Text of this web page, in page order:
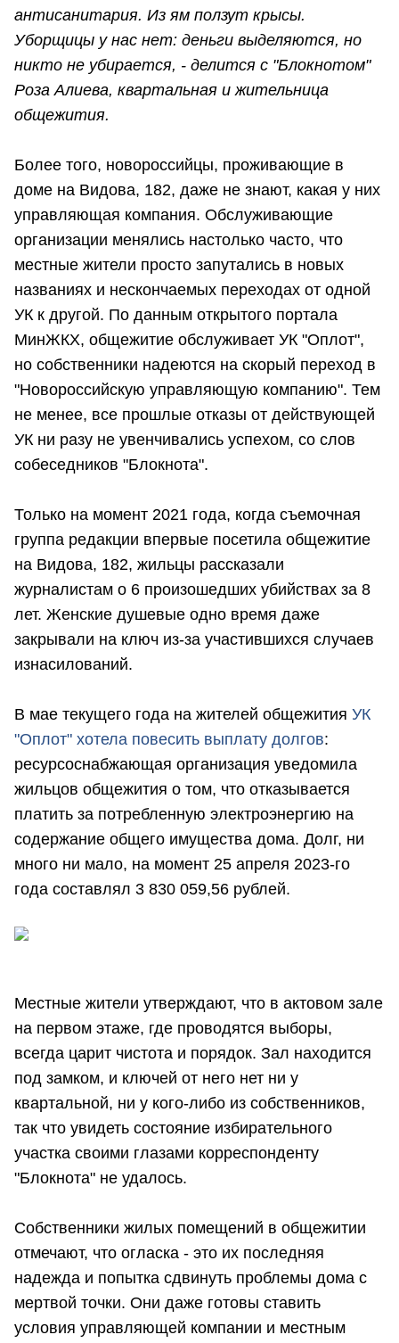
антисанитария. Из ям ползут крысы.
Уборщицы у нас нет: деньги выделяются, но
никто не убирается, - делится с "Блокнотом"
Роза Алиева, квартальная и жительница
общежития.
Более того, новороссийцы, проживающие в
доме на Видова, 182, даже не знают, какая у них
управляющая компания. Обслуживающие
организации менялись настолько часто, что
местные жители просто запутались в новых
названиях и нескончаемых переходах от одной
УК к другой. По данным открытого портала
МинЖКХ, общежитие обслуживает УК "Оплот",
но собственники надеются на скорый переход в
"Новороссийскую управляющую компанию". Тем
не менее, все прошлые отказы от действующей
УК ни разу не увенчивались успехом, со слов
собеседников "Блокнота".
Только на момент 2021 года, когда съемочная
группа редакции впервые посетила общежитие
на Видова, 182, жильцы рассказали
журналистам о 6 произошедших убийствах за 8
лет. Женские душевые одно время даже
закрывали на ключ из-за участившихся случаев
изнасилований.
В мае текущего года на жителей общежития УК
"Оплот" хотела повесить выплату долгов:
ресурсоснабжающая организация уведомила
жильцов общежития о том, что отказывается
платить за потребленную электроэнергию на
содержание общего имущества дома. Долг, ни
много ни мало, на момент 25 апреля 2023-го
года составлял 3 830 059,56 рублей.
Местные жители утверждают, что в актовом зале
на первом этаже, где проводятся выборы,
всегда царит чистота и порядок. Зал находится
под замком, и ключей от него нет ни у
квартальной, ни у кого-либо из собственников,
так что увидеть состояние избирательного
участка своими глазами корреспонденту
"Блокнота" не удалось.
Собственники жилых помещений в общежитии
отмечают, что огласка - это их последняя
надежда и попытка сдвинуть проблемы дома с
мертвой точки. Они даже готовы ставить
условия управляющей компании и местным